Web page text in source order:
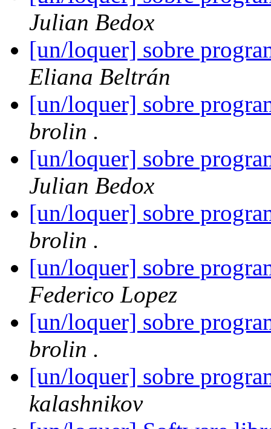
Julian Bedox
[un/loquer] sobre
Eliana Beltrán
[un/loquer] sobre
brolin .
[un/loquer] sobre
Julian Bedox
[un/loquer] sobre
brolin .
[un/loquer] sobre
Federico Lopez
[un/loquer] sobre
brolin .
[un/loquer] sobre
kalashnikov